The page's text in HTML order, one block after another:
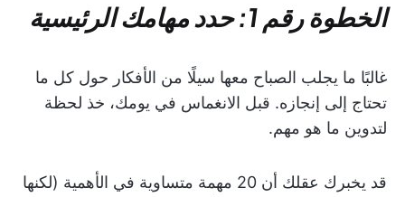
الخطوة رقم 1: حدد مهامك الرئيسية
غالبًا ما يجلب الصباح معها سيلًا من الأفكار حول كل ما
تحتاج إلى إنجازه. قبل الانغماس في يومك، خذ لحظة
لتدوين ما هو مهم.
قد يخبرك عقلك أن 20 مهمة متساوية في الأهمية (لكنها